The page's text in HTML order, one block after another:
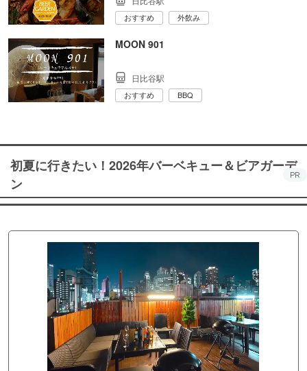
おすすめ 外飲み
MOON 901
日比谷駅
おすすめ BBQ
初夏に行きたい！2026年バーベキュー＆ビアガーデ
ン
PR